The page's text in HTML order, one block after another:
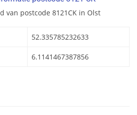
van postcode 8121CK in Olst
52.335785232633
6.1141467387856